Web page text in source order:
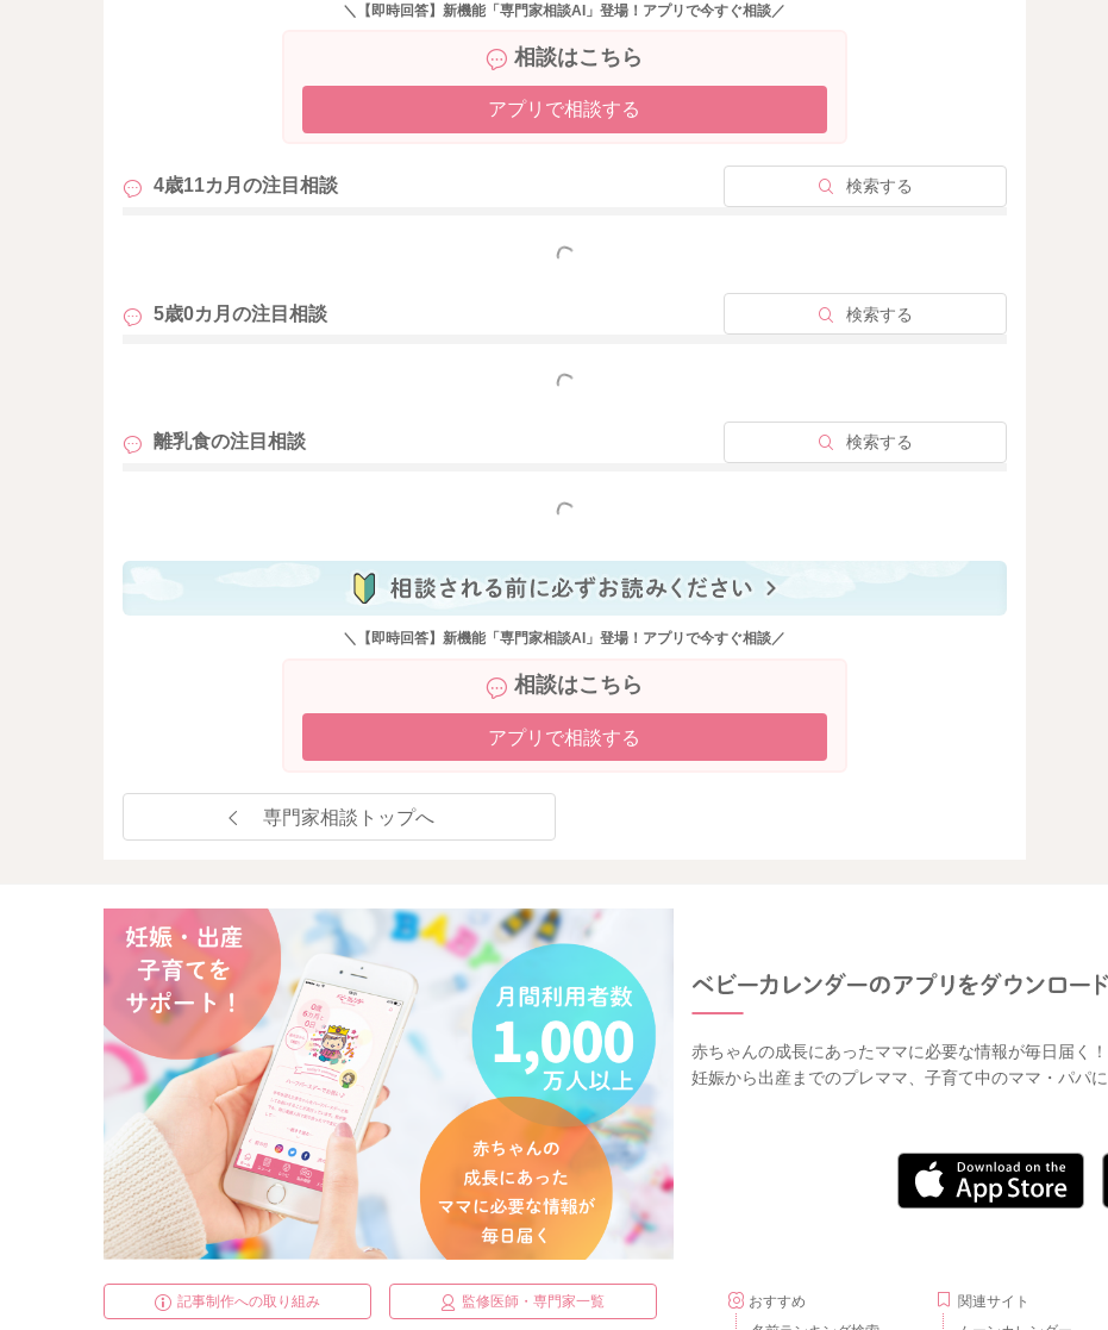
るミルクを欲しがってしまうことも多いです。（朝ごはん）
朝食前にミルクをしっかり飲んでしまうと、進みが悪くなってしまいますね。
ミルク１００ｍｌにして、お腹を落ち着かせて、食事に進むという流れを作ってあげるのがよいかと思い
ます。食事がメインになりますので、炭水化物だけではなく、たんぱく質、野菜もとれるとよいですね。
11時～11時半で昼ごはん→ミルク（飲めるだけ）
18時半夕ご飯
ミルクの味が好きであれば、ミルクリゾット、ミルク入りのコーンフレーク、オートミールなどで、エネ
ルギー補給ができるとよいかと思います。
野菜の固形が苦手とのことであれば、餃子やお好み焼きなど小さく刻んだものであれば、食べ進むお子さ
よろしければお試しくださいね。
＼【即時回答】新機能「専門家相談AI」登場！アプリで今すぐ相談／
相談はこちら
アプリで相談する
4歳11カ月の注目相談 検索する
もっと見る
5歳0カ月の注目相談 検索する
もっと見る
離乳食の注目相談 検索する
もっと見る
＼【即時回答】新機能「専門家相談AI」登場！アプリで今すぐ相談／
相談はこちら
アプリで相談する
専門家相談トップへ
赤ちゃんの成長にあったママに必要な情報が毎日届く！
妊娠から出産までのプレママ、子育て中のママ・パパ
記事制作への取り組み 監修医師・専門家一覧
おすすめ
関連サイト